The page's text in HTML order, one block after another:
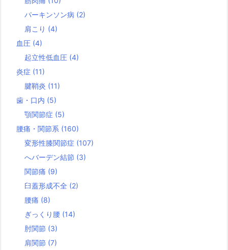
パーキンソン病 (2)
肩こり (4)
血圧 (4)
起立性低血圧 (4)
炎症 (11)
腱鞘炎 (11)
歯・口内 (5)
顎関節症 (5)
腰痛・関節系 (160)
変形性膝関節症 (107)
へバーデン結節 (3)
関節痛 (9)
臼蓋形成不全 (2)
腰痛 (8)
ぎっくり腰 (14)
肘関節 (3)
肩関節 (7)